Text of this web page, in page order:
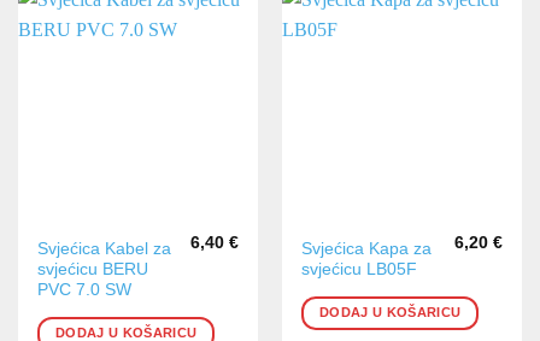
Svjećica Kabel za
svjećicu BERU
PVC 7.0 SW
6,40 €
DODAJ U KOŠARICU
Svjećica Kapa za
svjećicu LB05F
6,20 €
DODAJ U KOŠARICU